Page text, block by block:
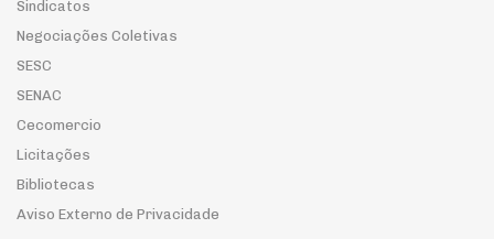
Sindicatos
Negociações Coletivas
SESC
SENAC
Cecomercio
Licitações
Bibliotecas
Aviso Externo de Privacidade